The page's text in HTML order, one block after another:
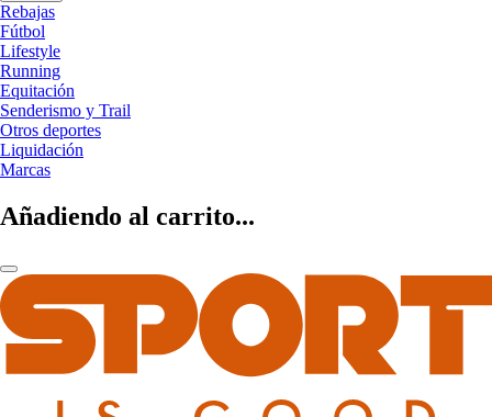
Rebajas
Fútbol
Lifestyle
Running
Equitación
Senderismo y Trail
Otros deportes
Liquidación
Marcas
Añadiendo al carrito...